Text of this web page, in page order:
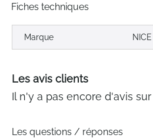
Fiches techniques
Marque NICE
Les avis clients
Il n'y a pas encore d'avis
Les questions / réponses